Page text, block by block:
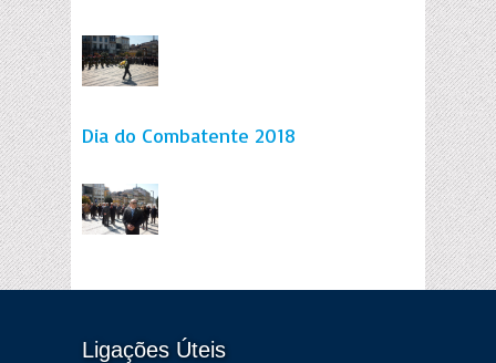
Dia do Combatente 2018
Ligações Úteis